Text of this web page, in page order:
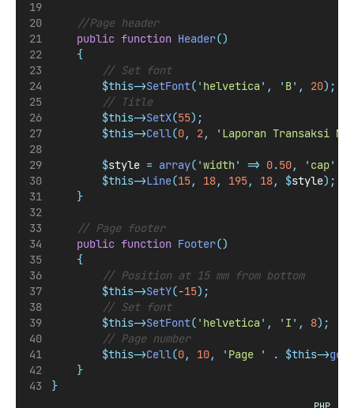
//Page header
public function Header()
{
// Set font
$this->SetFont( ' helvetica' , ' B' , 20);
// Title
$this->SetX(55);
$this->Cell(0, 2, ' Laporan Transaksi My
$style = array( 'width' => 0.50, ' cap'
$this->Line(15, 18, 195, 18, $style);
}
// Page footer
public function Footer()
{
// Position at 15 mm from bottom
$this->SetY(-15);
// Set font
$this->SetFont( ' helvetica' , ' I ' , 8);
// Page number
$this->Cell(0, 10, ' Page ' . $this->
}
}